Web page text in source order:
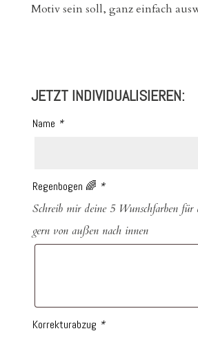
Motiv sein soll, ganz einfach
JETZT INDIVIDUALISIEREN:
Name *
Regenbogen 🌈 *
Schreib mir deine 5 Wunschfarben für
gern von außen nach innen
Korrekturabzug *